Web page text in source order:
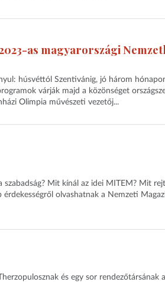
as magyarországi
húsvéttól Szentivánig, jó három
várják majd a közönséget
Olimpia művészeti vezetőj...
szabadság? Mit kínál az idei MITEM? Mit
érdekességről olvashatnak a Nemzeti
és egy sor rendezőtársának